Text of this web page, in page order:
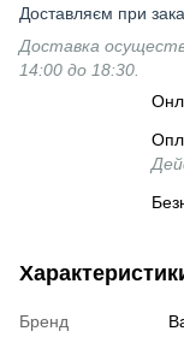
Доставляєм при
Доставка
14:00 до 18:30.
Бренд